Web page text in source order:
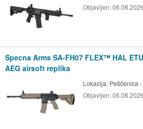
Objavljen:
Specna Arms SA-FH07 FLEX™ HAL
AEG airsoft replika
Lokacija: Peščenica
Objavljen: